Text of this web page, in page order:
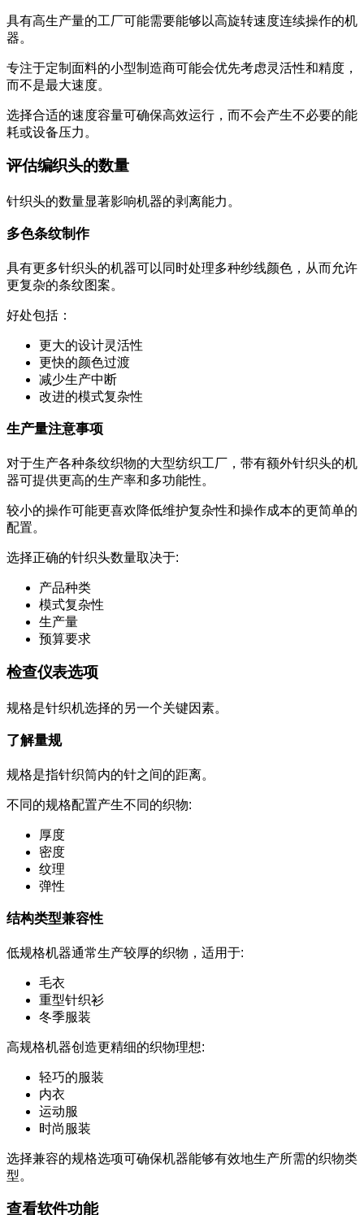
具有高生产量的工厂可能需要能够以高旋转速度连续操作的机
器。
专注于定制面料的小型制造商可能会优先考虑灵活性和精度，
而不是最大速度。
选择合适的速度容量可确保高效运行，而不会产生不必要的能
耗或设备压力。
评估编织头的数量
针织头的数量显著影响机器的剥离能力。
多色条纹制作
具有更多针织头的机器可以同时处理多种纱线颜色，从而允许
更复杂的条纹图案。
好处包括：
更大的设计灵活性
更快的颜色过渡
减少生产中断
改进的模式复杂性
生产量注意事项
对于生产各种条纹织物的大型纺织工厂，带有额外针织头的机
器可提供更高的生产率和多功能性。
较小的操作可能更喜欢降低维护复杂性和操作成本的更简单的
配置。
选择正确的针织头数量取决于:
产品种类
模式复杂性
生产量
预算要求
检查仪表选项
规格是针织机选择的另一个关键因素。
了解量规
规格是指针织筒内的针之间的距离。
不同的规格配置产生不同的织物:
厚度
密度
纹理
弹性
结构类型兼容性
低规格机器通常生产较厚的织物，适用于:
毛衣
重型针织衫
冬季服装
高规格机器创造更精细的织物理想:
轻巧的服装
内衣
运动服
时尚服装
选择兼容的规格选项可确保机器能够有效地生产所需的织物类
型。
查看软件功能